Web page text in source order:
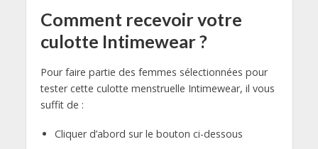
Comment recevoir votre
culotte Intimewear ?
Pour faire partie des femmes sélectionnées pour
tester cette culotte menstruelle Intimewear, il vous
suffit de :
Cliquer d’abord sur le bouton ci-dessous